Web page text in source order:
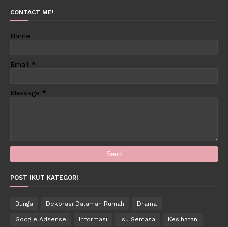
CONTACT ME!
Name
Email *
Message *
POST IKUT KATEGORI
Bunga Dekorasi Dalaman Rumah Drama
Google Adsense Informasi Isu Semasa Kesihatan